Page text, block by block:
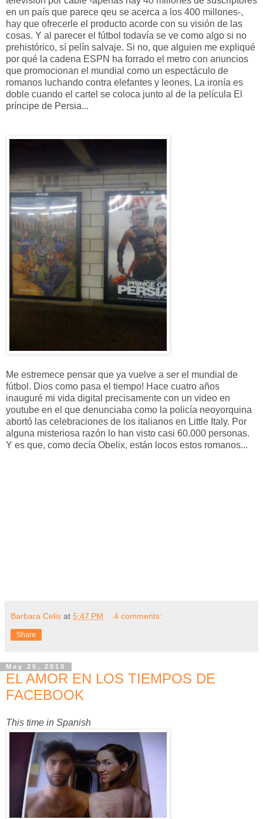
en un país que parece qeu se acerca a los 400 millones-,
hay que ofrecerle el producto acorde con su visión de las
cosas. Y al parecer el fútbol todavía se ve como algo si no
prehistórico, sí pelín salvaje. Si no, que alguien me expliqué
por qué la cadena ESPN ha forrado el metro con anuncios
que promocionan el mundial como un espectáculo de
romanos luchando contra elefantes y leones. La ironía es
doble cuando el cartel se coloca junto al de la película El
príncipe de Persia...
Me estremece pensar que ya vuelve a ser el mundial de
fútbol. Dios como pasa el tiempo! Hace cuatro años
inauguré mi vida digital precisamente con un video en
youtube en el que denunciaba como la policía neoyorquina
abortó las celebraciones de los italianos en Little Italy. Por
alguna misteriosa razón lo han visto casi 60.000 personas.
Y es que, como decía Obelix, están locos estos romanos...
Barbara Celis at 5:47 PM 4 comments:
Share
May 25, 2010
EL AMOR EN LOS TIEMPOS DE
FACEBOOK
This time in Spanish